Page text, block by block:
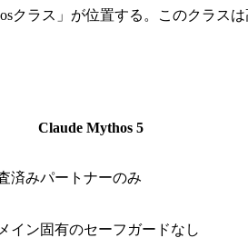
クラス」が位置する。このクラ
Claude Mythos 5
済みパートナーのみ
イン固有のセーフガードなし